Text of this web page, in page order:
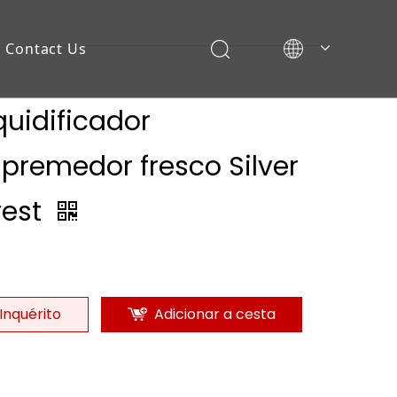
Contact Us
fresco Silver
Inquérito Adicionar a cesta